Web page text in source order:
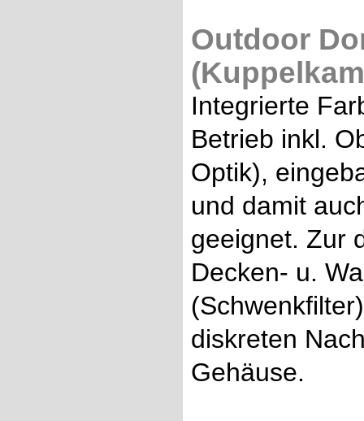
Outdoor
Integrierte
Betrieb inkl.
Optik),
und damit
geeignet. Zur
Decken- u.
diskreten
Gehäuse.